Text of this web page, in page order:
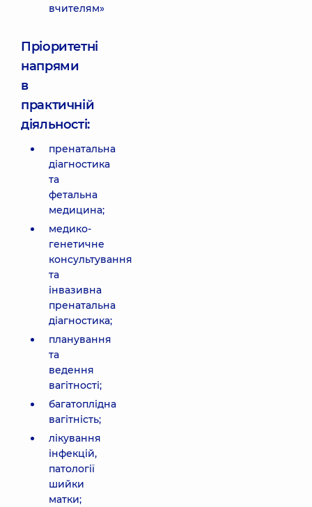
вчителям»
Пріоритетні
напрями
в
практичній
діяльності:
пренатальна
діагностика
та
фетальна
медицина;
медико-
генетичне
консультування
та
інвазивна
пренатальна
діагностика;
планування
та
ведення
вагітності;
багатоплідна
вагітність;
лікування
інфекцій,
патології
шийки
матки;